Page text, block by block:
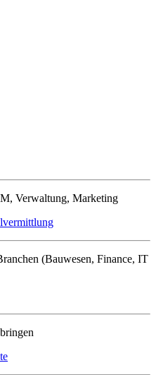
Verwaltung, Marketing
(Bauwesen, Finance, IT